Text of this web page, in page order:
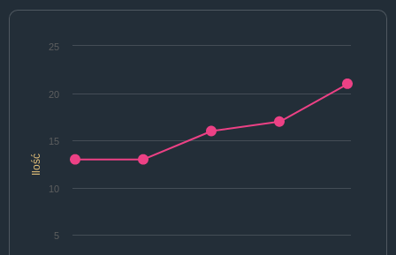
Ilość
5
10
15
20
25